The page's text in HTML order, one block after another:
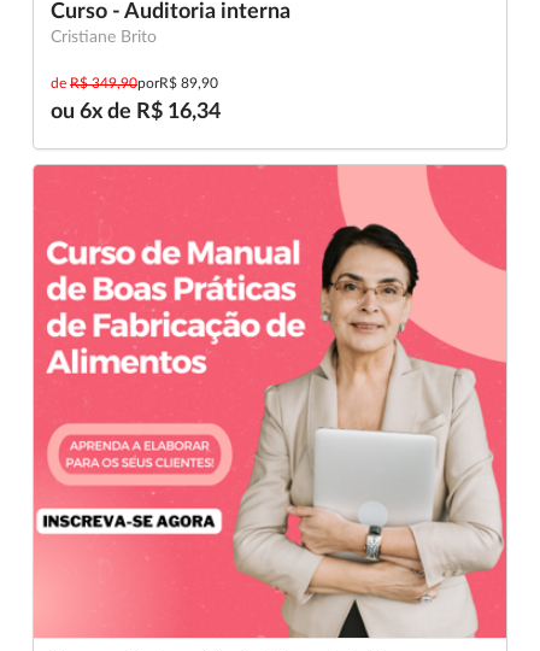
Curso - Auditoria interna
Cristiane Brito
de R$ 349,90porR$ 89,90
ou 6x de R$ 16,34